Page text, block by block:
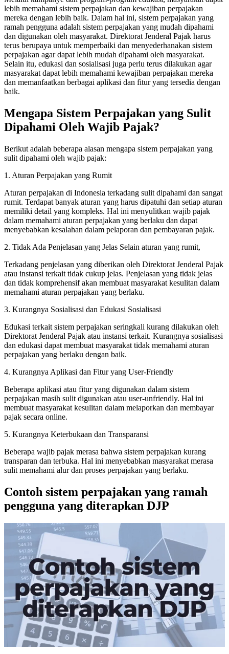
lebih memahami sistem perpajakan dan kewajiban perpajakan
mereka dengan lebih baik. Dalam hal ini, sistem perpajakan yang
ramah pengguna adalah sistem perpajakan yang mudah dipahami
dan digunakan oleh masyarakat. Direktorat Jenderal Pajak harus
terus berupaya untuk memperbaiki dan menyederhanakan sistem
perpajakan agar dapat lebih mudah dipahami oleh masyarakat.
Selain itu, edukasi dan sosialisasi juga perlu terus dilakukan agar
masyarakat dapat lebih memahami kewajiban perpajakan mereka
dan memanfaatkan berbagai aplikasi dan fitur yang tersedia dengan
baik.
Mengapa Sistem Perpajakan yang Sulit
Dipahami Oleh Wajib Pajak?
Berikut adalah beberapa alasan mengapa sistem perpajakan yang
sulit dipahami oleh wajib pajak:
1. Aturan Perpajakan yang Rumit
Aturan perpajakan di Indonesia terkadang sulit dipahami dan sangat
rumit. Terdapat banyak aturan yang harus dipatuhi dan setiap aturan
memiliki detail yang kompleks. Hal ini menyulitkan wajib pajak
dalam memahami aturan perpajakan yang berlaku dan dapat
menyebabkan kesalahan dalam pelaporan dan pembayaran pajak.
2. Tidak Ada Penjelasan yang Jelas Selain aturan yang rumit,
Terkadang penjelasan yang diberikan oleh Direktorat Jenderal Pajak
atau instansi terkait tidak cukup jelas. Penjelasan yang tidak jelas
dan tidak komprehensif akan membuat masyarakat kesulitan dalam
memahami aturan perpajakan yang berlaku.
3. Kurangnya Sosialisasi dan Edukasi Sosialisasi
Edukasi terkait sistem perpajakan seringkali kurang dilakukan oleh
Direktorat Jenderal Pajak atau instansi terkait. Kurangnya sosialisasi
dan edukasi dapat membuat masyarakat tidak memahami aturan
perpajakan yang berlaku dengan baik.
4. Kurangnya Aplikasi dan Fitur yang User-Friendly
Beberapa aplikasi atau fitur yang digunakan dalam sistem
perpajakan masih sulit digunakan atau user-unfriendly. Hal ini
membuat masyarakat kesulitan dalam melaporkan dan membayar
pajak secara online.
5. Kurangnya Keterbukaan dan Transparansi
Beberapa wajib pajak merasa bahwa sistem perpajakan kurang
transparan dan terbuka. Hal ini menyebabkan masyarakat merasa
sulit memahami alur dan proses perpajakan yang berlaku.
Contoh sistem perpajakan yang ramah
pengguna yang diterapkan DJP